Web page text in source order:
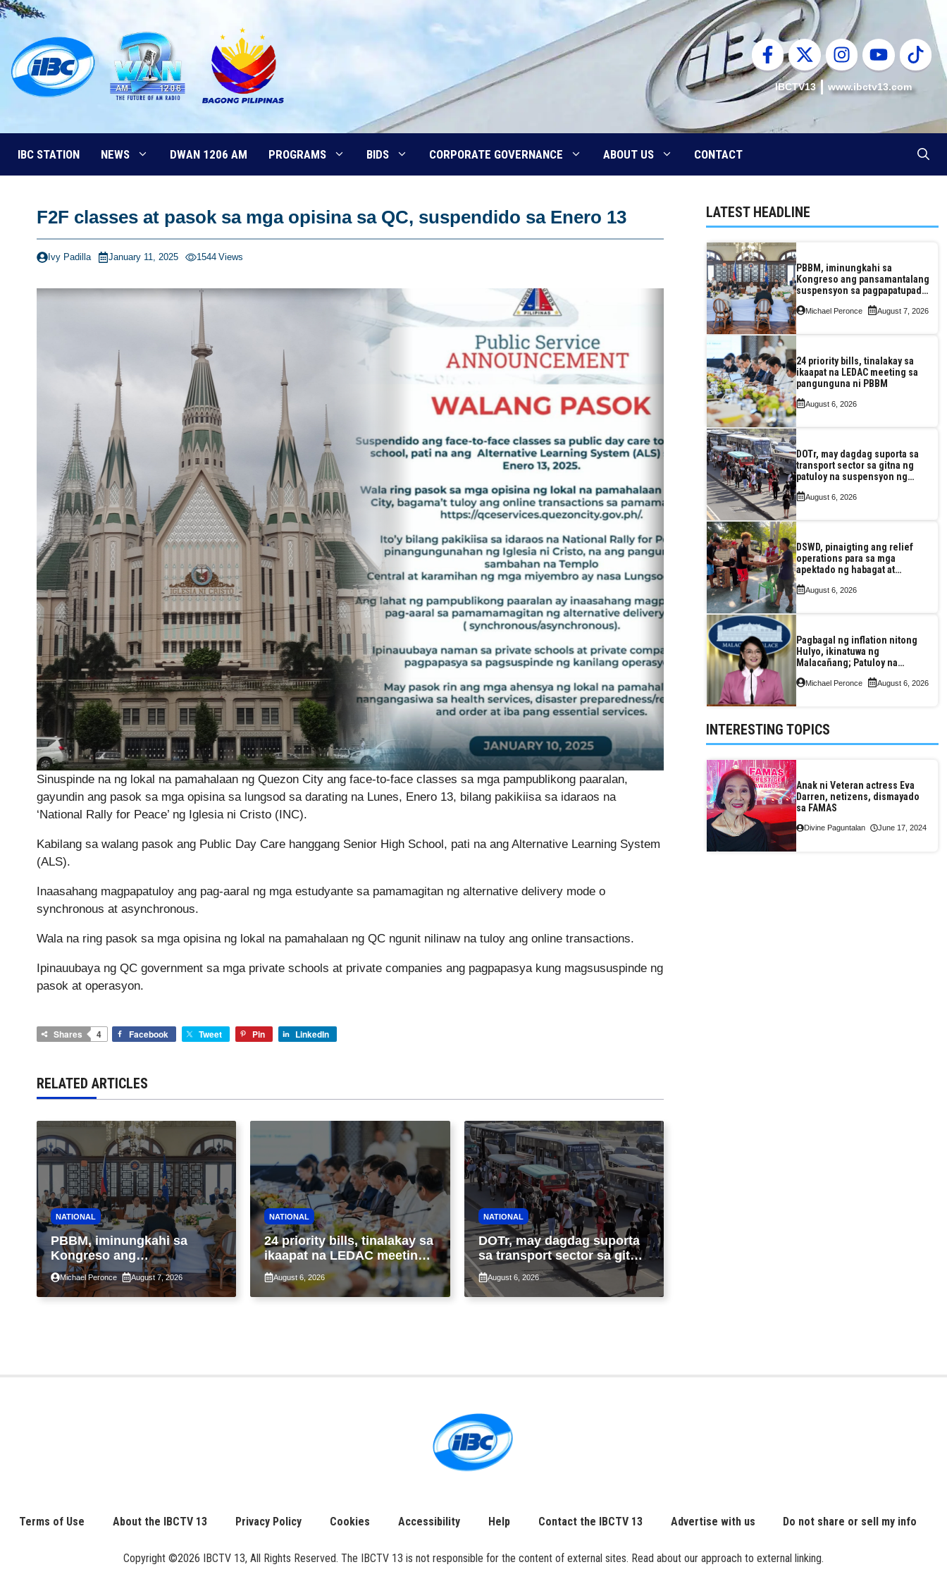
Skip
content
IBCTV13 www.ibctv13.com
IBC STATION NEWS DWAN 1206 AM PROGRAMS BIDS CORPORATE GOVERNANCE ABOUT US CONTACT
F2F classes at pasok sa mga opisina sa QC, suspendido sa Enero 13
Ivy Padilla January 11, 2025 1544 Views
Sinuspinde na ng lokal na pamahalaan ng Quezon City ang face-to-face classes sa mga pampublikong paaralan,
gayundin ang pasok sa mga opisina sa lungsod sa darating na Lunes, Enero 13, bilang pakikiisa sa idaraos na
‘National Rally for Peace’ ng Iglesia ni Cristo (INC).
Kabilang sa walang pasok ang Public Day Care hanggang Senior High School, pati na ang Alternative Learning System
(ALS).
Inaasahang magpapatuloy ang pag-aaral ng mga estudyante sa pamamagitan ng alternative delivery mode o
synchronous at asynchronous.
Wala na ring pasok sa mga opisina ng lokal na pamahalaan ng QC ngunit nilinaw na tuloy ang online transactions.
Ipinauubaya ng QC government sa mga private schools at private companies ang pagpapasya kung magsususpinde ng
pasok at operasyon.
Shares 4 Facebook Tweet Pin LinkedIn
RELATED ARTICLES
NATIONAL
PBBM, iminungkahi sa
Kongreso ang
pansamantalang
suspensyon sa
pagpapatupad ng Real
Michael Peronce August 7, 2026
NATIONAL
24 priority bills, tinalakay sa
ikaapat na LEDAC meeting
sa pangunguna ni PBBM
August 6, 2026
NATIONAL
DOTr, may dagdag suporta
sa transport sector sa gitna
ng patuloy na suspensyon
ng taas-pasahe
August 6, 2026
LATEST HEADLINE
PBBM, iminungkahi sa
Kongreso ang pansamantalang
suspensyon sa pagpapatupad
Assessment Reform Act
Michael Peronce August 7, 2026
24 priority bills, tinalakay sa
ikaapat na LEDAC meeting sa
pangunguna ni PBBM
August 6, 2026
DOTr, may dagdag suporta sa
transport sector sa gitna ng
patuloy na suspensyon ng
August 6, 2026
DSWD, pinaigting ang relief
operations para sa mga
apektado ng habagat at
August 6, 2026
Pagbagal ng inflation nitong
Hulyo, ikinatuwa ng
Malacañang; Patuloy na
seguridad sa pagkain,
Michael Peronce August 6, 2026
INTERESTING TOPICS
Anak ni Veteran actress Eva
Darren, netizens, dismayado
sa FAMAS
Divine Paguntalan June 17, 2024
Terms of Use About the IBCTV 13 Privacy Policy Cookies Accessibility Help Contact the IBCTV 13 Advertise with us Do not share or sell my info
Copyright ©2026 IBCTV 13, All Rights Reserved. The IBCTV 13 is not responsible for the content of external sites. Read about our approach to external linking.